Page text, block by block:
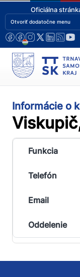
Oficiálna
Otvoriť dodatočne menu
Informácie o